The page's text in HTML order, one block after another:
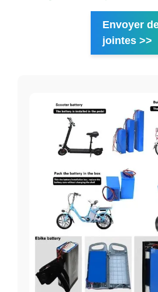
Envoyer
jointes >>